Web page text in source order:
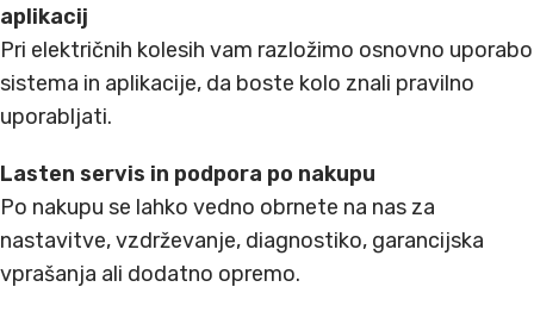
aplikacij
Pri električnih kolesih vam razložimo osnovno uporabo
sistema in aplikacije, da boste kolo znali pravilno
uporabljati.
Lasten servis in podpora po nakupu
Po nakupu se lahko vedno obrnete na nas za
nastavitve, vzdrževanje, diagnostiko, garancijska
vprašanja ali dodatno opremo.